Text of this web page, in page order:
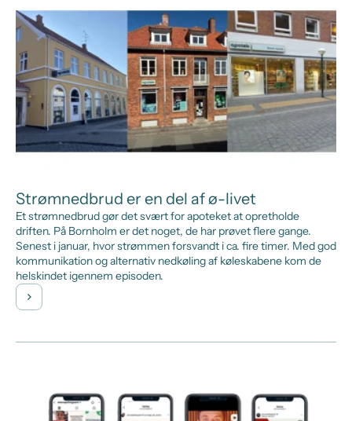
Strømnedbrud er en del af ø-livet
Et strømnedbrud gør det svært for apoteket at opretholde
driften. På Bornholm er det noget, de har prøvet flere gange.
Senest i januar, hvor strømmen forsvandt i ca. fire timer. Med god
kommunikation og alternativ nedkøling af køleskabene kom de
helskindet igennem episoden.